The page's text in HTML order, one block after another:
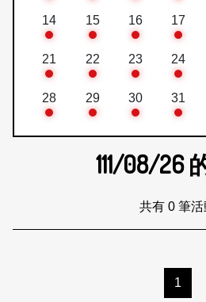
14 15 16 17
21 22 23 24
28 29 30 31
111/08/26
共有 0 筆活
1